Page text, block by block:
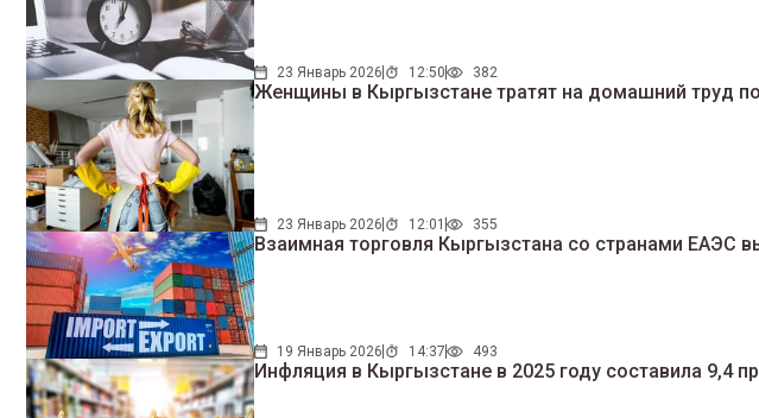
23 Январь 2026 12:50 382
Женщины в Кыргызстане тратят на домашний труд
23 Январь 2026 12:01 355
Взаимная торговля Кыргызстана со странами ЕАЭС
19 Январь 2026 14:37 493
Инфляция в Кыргызстане в 2025 году составила 9,4